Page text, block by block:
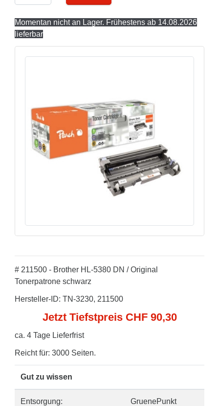
Momentan nicht an Lager. Frühestens ab 14.08.2026
lieferbar
# 211500 - Brother HL-5380 DN / Original
Tonerpatrone schwarz
Hersteller-ID: TN-3230, 211500
Jetzt Tiefstpreis CHF 90,30
ca. 4 Tage Lieferfrist
Reicht für: 3000 Seiten.
Gut zu wissen
Entsorgung: GruenePunkt